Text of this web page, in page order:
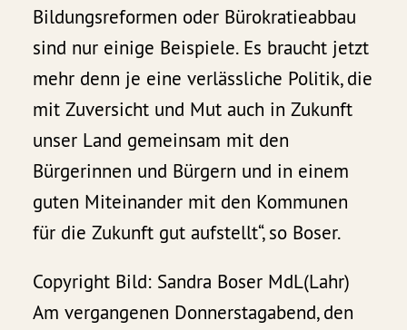
Bildungsreformen oder Bürokratieabbau
sind nur einige Beispiele. Es braucht jetzt
mehr denn je eine verlässliche Politik, die
mit Zuversicht und Mut auch in Zukunft
unser Land gemeinsam mit den
Bürgerinnen und Bürgern und in einem
guten Miteinander mit den Kommunen
für die Zukunft gut aufstellt“, so Boser.
Copyright Bild: Sandra Boser MdL(Lahr)
Am vergangenen Donnerstagabend, den